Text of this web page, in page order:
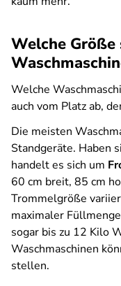
Welche
Welche
auch vom Platz ab,
Die meisten
Standgeräte. Haben
handelt es sich um
60 cm breit, 85 cm
Trommelgröße
maximaler
sogar bis zu 12 Kilo
Waschmaschinen
stellen.